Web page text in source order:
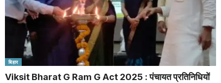
बिहार
Viksit Bharat G Ram G Act 2025 : पंचायत प्रतिनिधियों